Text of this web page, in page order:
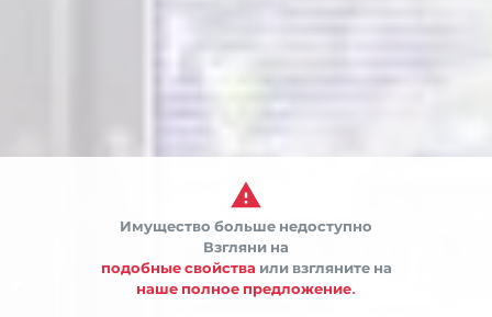

Имущество больше недоступно
Взгляни на
подобные свойства или взгляните на
наше полное предложение.